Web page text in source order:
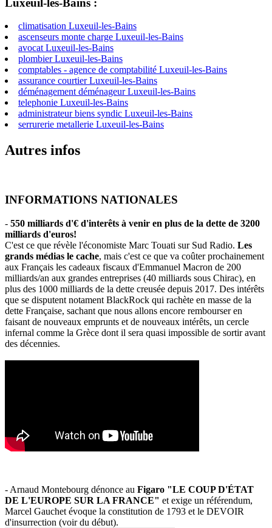
Luxeuil-les-Bains :
climatisation Luxeuil-les-Bains
ascenseurs monte charge Luxeuil-les-Bains
avocat Luxeuil-les-Bains
plombier Luxeuil-les-Bains
comptables - agence de comptabilité Luxeuil-les-Bains
assurance courtier Luxeuil-les-Bains
déménagement déménageur Luxeuil-les-Bains
telephonie Luxeuil-les-Bains
administrateur biens syndic Luxeuil-les-Bains
serrurerie metallerie Luxeuil-les-Bains
Autres infos
INFORMATIONS NATIONALES
- 550 milliards d'€ d'interêts à venir en plus de la dette de 3200
milliards d'euros!
C'est ce que révèle l'économiste Marc Touati sur Sud Radio. Les
grands médias le cache, mais c'est ce que va coûter prochainement
aux Français les cadeaux fiscaux d'Emmanuel Macron de 200
milliards/an aux grandes entreprises (40 milliards sous Chirac), en
plus des 1000 milliards de la dette creusée depuis 2017. Des intérêts
que se disputent notament BlackRock qui rachète en masse de la
dette Française, sachant que nous allons encore rembourser en
faisant de nouveaux emprunts et de nouveaux intérêts, un cercle
infernal comme la Grèce dont il sera quasi impossible de sortir avant
des décennies.
- Arnaud Montebourg dénonce au Figaro "LE COUP D'ÉTAT
DE L'EUROPE SUR LA FRANCE" et exige un référendum,
Marcel Gauchet évoque la constitution de 1793 et le DEVOIR
d'insurrection (voir du début).